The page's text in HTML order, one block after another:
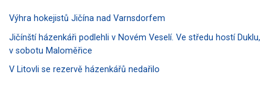
Výhra hokejistů Jičína nad Varnsdorfem
Jičínští házenkáři podlehli v Novém Veselí. Ve středu hostí Duklu,
v sobotu Maloměřice
V Litovli se rezervě házenkářů nedařilo